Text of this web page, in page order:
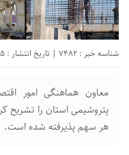
شناسه خبر : 7482 | تاریخ انتشار : 25 اردیبهشت 1402 - 15:19 |
معاون هماهنگی امور
پتروشیمی استان را تشریح
هر سهم پذیرفته شده است.